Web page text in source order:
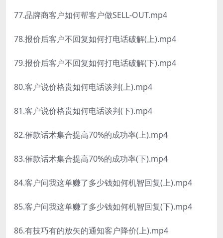
77.品牌商客户如何帮客户做SELL-OUT.mp4
78.报价后客户不回复如何打电话破解(上).mp4
79.报价后客户不回复如何打电话破解(下).mp4
80.客户说价格贵如何电话谈判(上).mp4
81.客户说价格贵如何电话谈判(下).mp4
82.催款话术集合提高70%的成功率(上).mp4
83.催款话术集合提高70%的成功率(下).mp4
84.客户问我这单赚了多少钱如何机智回复(上).mp4
85.客户问我这单赚了多少钱如何机智回复(下).mp4
86.有技巧有的放矢的通知客户降价(上).mp4